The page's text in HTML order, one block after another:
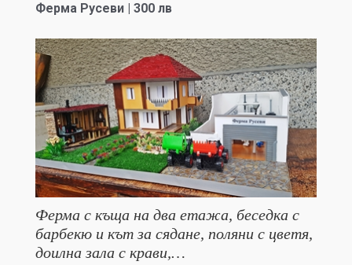
Ферма Русеви | 300 лв
Ферма с къща на два етажа, беседка с
барбекю и кът за сядане, поляни с цветя,
доилна зала с крави,…